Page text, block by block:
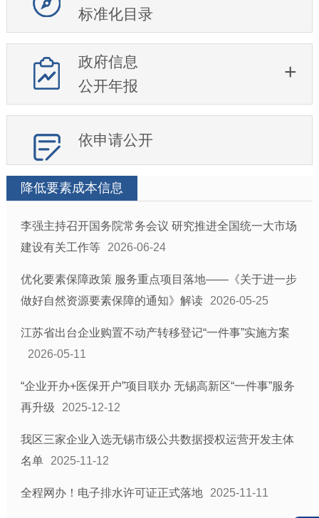
标准化目录
政府信息
公开年报
依申请公开
降低要素成本信息
李强主持召开国务院常务会议 研究推进全国统一大市场
建设有关工作等
2026-06-24
优化要素保障政策 服务重点项目落地——《关于进一步
做好自然资源要素保障的通知》解读
2026-05-25
江苏省出台企业购置不动产转移登记“一件事”实施方案
2026-05-11
“企业开办+医保开户”项目联办 无锡高新区“一件事”服务
再升级
2025-12-12
我区三家企业入选无锡市级公共数据授权运营开发主体
名单
2025-11-12
全程网办！电子排水许可证正式落地 2025-11-11